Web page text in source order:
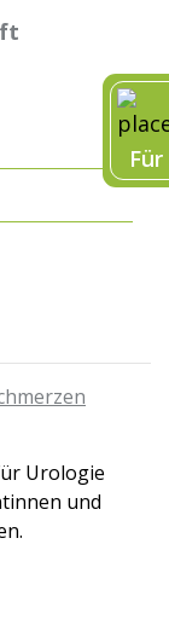
Urologie
und